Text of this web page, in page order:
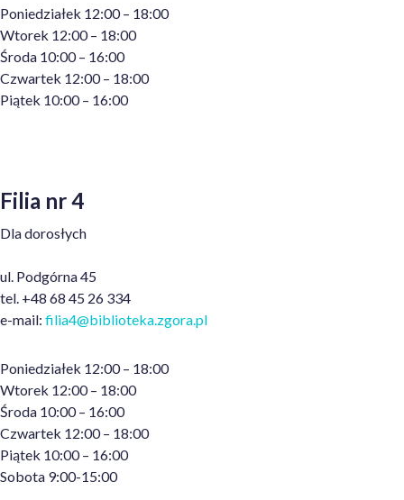
Poniedziałek 12:00 – 18:00
Wtorek 12:00 – 18:00
Środa 10:00 – 16:00
Czwartek 12:00 – 18:00
Piątek 10:00 – 16:00
Filia nr 4
Dla dorosłych
ul. Podgórna 45
tel. +48 68 45 26 334
e-mail: filia4@biblioteka.zgora.pl
Poniedziałek 12:00 – 18:00
Wtorek 12:00 – 18:00
Środa 10:00 – 16:00
Czwartek 12:00 – 18:00
Piątek 10:00 – 16:00
Sobota 9:00-15:00